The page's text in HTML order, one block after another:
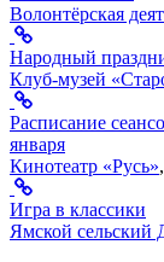
Волонтёрская
Народный
Клуб-музей
Расписание
января
Кинотеатр «Русь»,
Игра в классики
Ямской сельский